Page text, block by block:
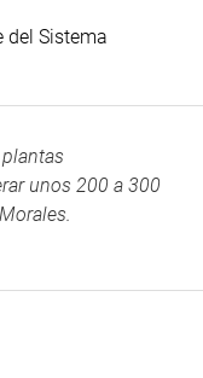
del Sistema
unos 200 a 300